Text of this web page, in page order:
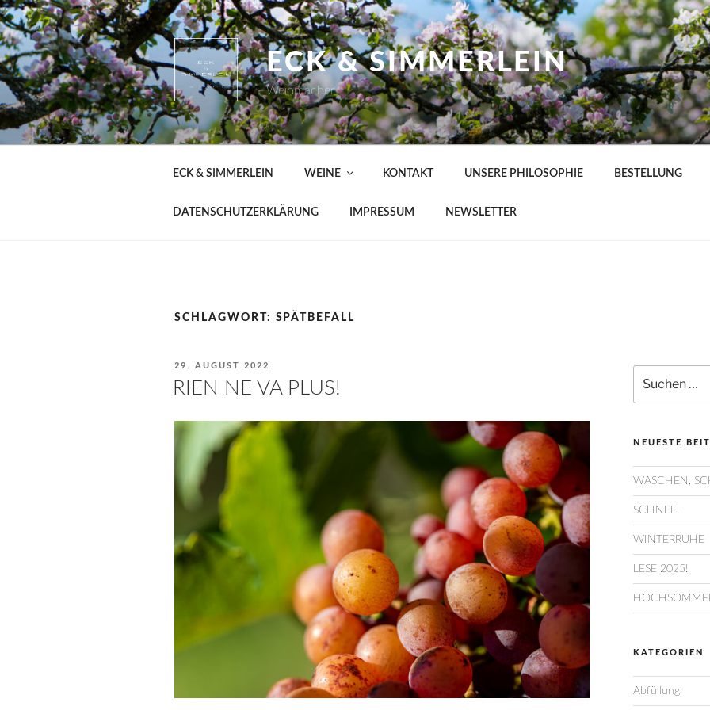
Zum
Inhalt
springen
ECK & SIMMERLEIN
Weinmacher
ECK & SIMMERLEIN WEINE KONTAKT UNSERE PHILOSOPHIE BESTELLUNG
DATENSCHUTZERKLÄRUNG IMPRESSUM NEWSLETTER
SCHLAGWORT: SPÄTBEFALL
VERÖFFENTLICHT
29. AUGUST 2022
RIEN NE VA PLUS!
nach:
NEUESTE
WASCHEN,
SCHNEE!
WINTERRUHE
LESE 2025!
KATEGORIEN
Abfüllung